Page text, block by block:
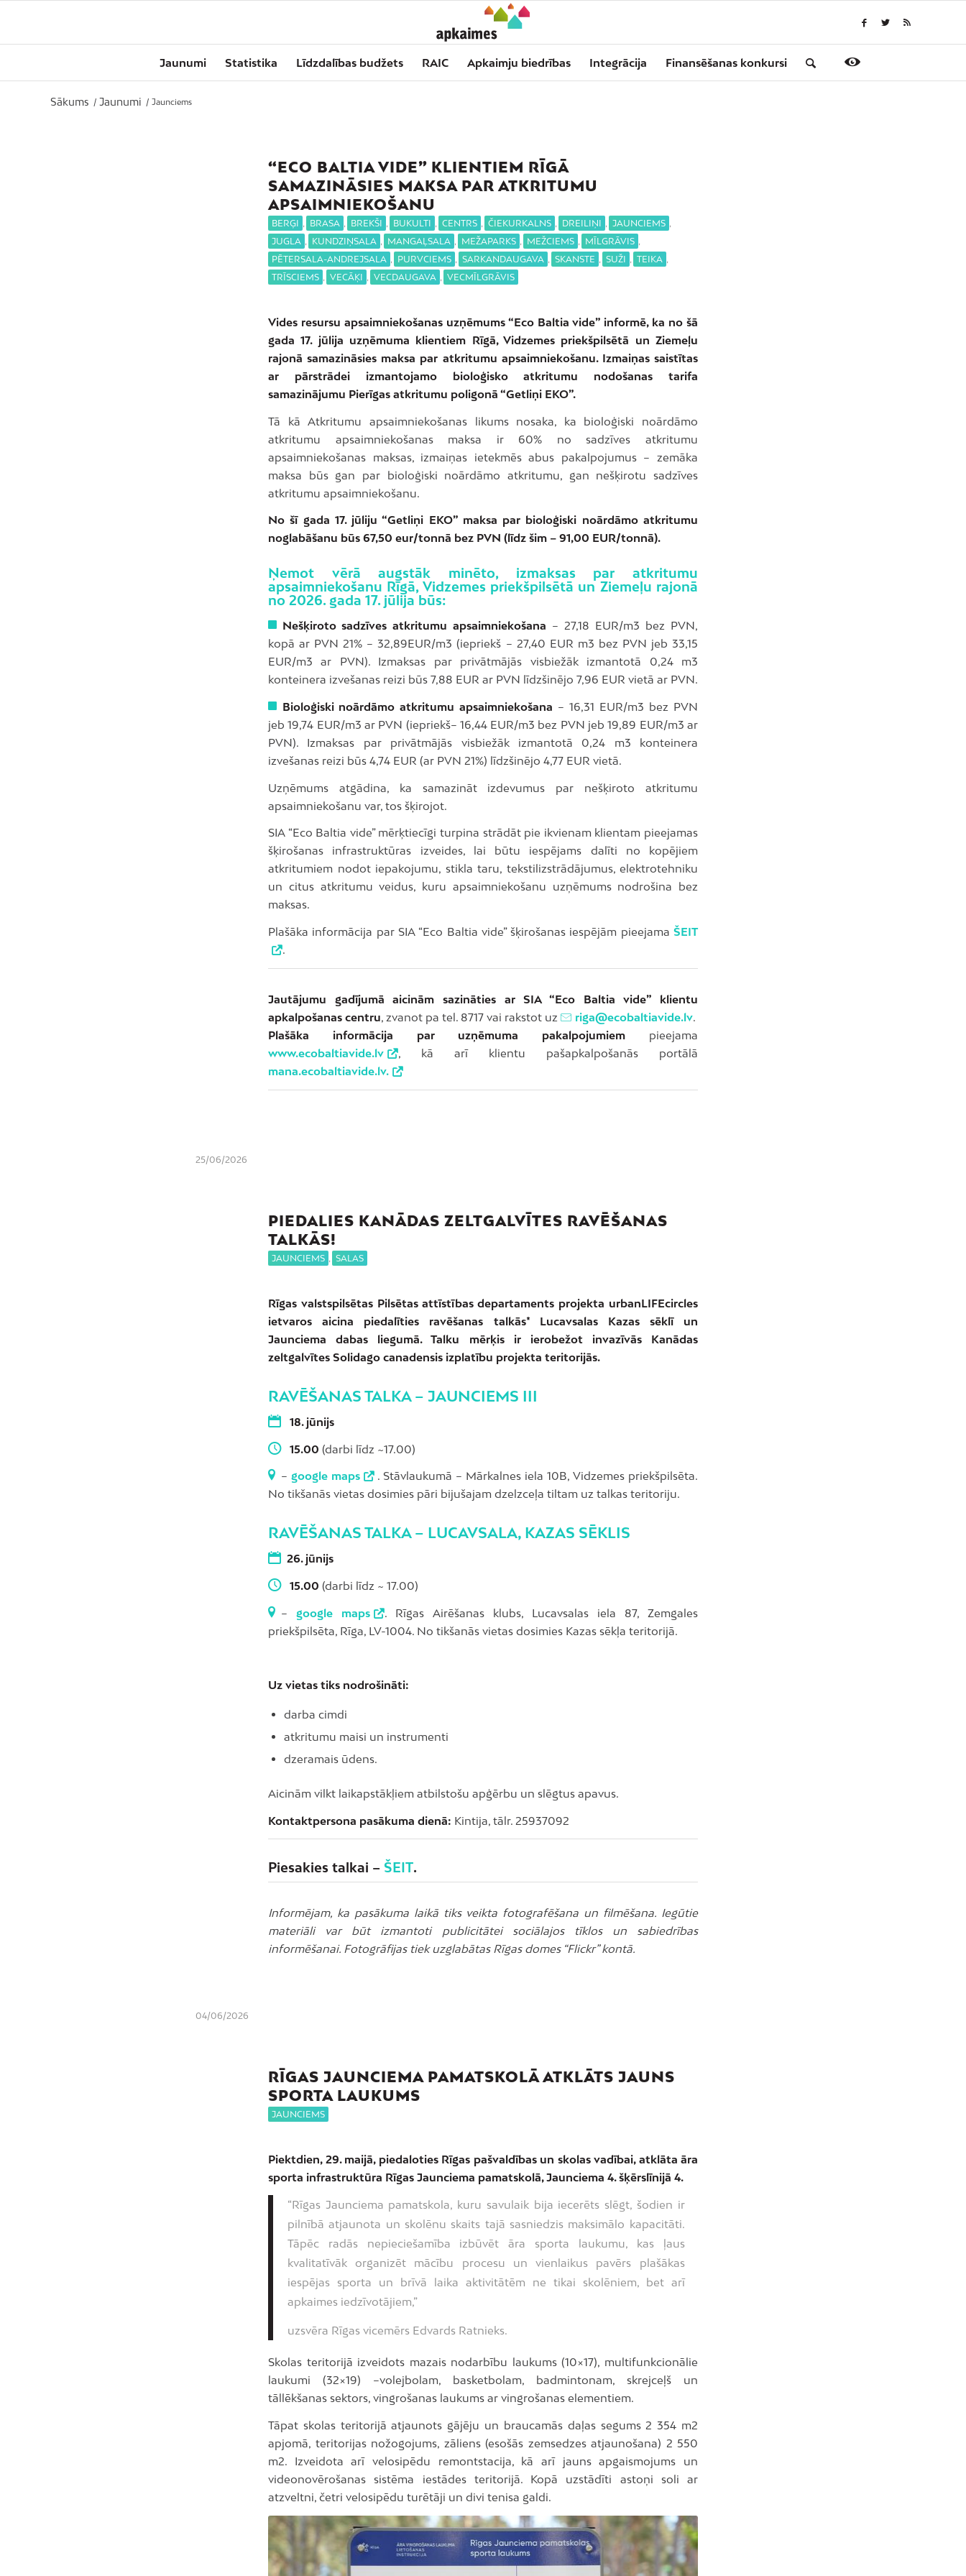
Jaunumi Statistika Līdzdalības budžets RAIC Apkaimju biedrības Integrācija Finansēšanas konkursi
Sākums / Jaunumi / Jaunciems
“ECO BALTIA VIDE” KLIENTIEM RĪGĀ
SAMAZINĀSIES MAKSA PAR ATKRITUMU
APSAIMNIEKOŠANU
BERĢI , BRASA , BREKŠI , BUKULTI , CENTRS , ČIEKURKALNS , DREILIŅI , JAUNCIEMS ,
JUGLA , KUNDZIŅSALA , MANGAĻSALA , MEŽAPARKS , MEŽCIEMS , MĪLGRĀVIS ,
PĒTERSALA-ANDREJSALA , PURVCIEMS , SARKANDAUGAVA , SKANSTE , SUŽI , TEIKA ,
TRĪSCIEMS , VECĀĶI , VECDAUGAVA , VECMĪLGRĀVIS
Vides resursu apsaimniekošanas uzņēmums “Eco Baltia vide” informē, ka no šā
gada 17. jūlija uzņēmuma klientiem Rīgā, Vidzemes priekšpilsētā un Ziemeļu
rajonā samazināsies maksa par atkritumu apsaimniekošanu. Izmaiņas saistītas
ar pārstrādei izmantojamo bioloģisko atkritumu nodošanas tarifa
samazinājumu Pierīgas atkritumu poligonā “Getliņi EKO”.
Tā kā Atkritumu apsaimniekošanas likums nosaka, ka bioloģiski noārdāmo
atkritumu apsaimniekošanas maksa ir 60% no sadzīves atkritumu
apsaimniekošanas maksas, izmaiņas ietekmēs abus pakalpojumus – zemāka
maksa būs gan par bioloģiski noārdāmo atkritumu, gan nešķirotu sadzīves
atkritumu apsaimniekošanu.
No šī gada 17. jūliju “Getliņi EKO” maksa par bioloģiski noārdāmo atkritumu
noglabāšanu būs 67,50 eur/tonnā bez PVN (līdz šim – 91,00 EUR/tonnā).
Ņemot vērā augstāk minēto, izmaksas par atkritumu
apsaimniekošanu Rīgā, Vidzemes priekšpilsētā un Ziemeļu rajonā
no 2026. gada 17. jūlija būs:
Nešķiroto sadzīves atkritumu apsaimniekošana – 27,18 EUR/m3 bez PVN,
kopā ar PVN 21% – 32,89EUR/m3 (iepriekš – 27,40 EUR m3 bez PVN jeb 33,15
EUR/m3 ar PVN). Izmaksas par privātmājās visbiežāk izmantotā 0,24 m3
konteinera izvešanas reizi būs 7,88 EUR ar PVN līdzšinējo 7,96 EUR vietā ar PVN.
Bioloģiski noārdāmo atkritumu apsaimniekošana – 16,31 EUR/m3 bez PVN
jeb 19,74 EUR/m3 ar PVN (iepriekš– 16,44 EUR/m3 bez PVN jeb 19,89 EUR/m3 ar
PVN). Izmaksas par privātmājās visbiežāk izmantotā 0,24 m3 konteinera
izvešanas reizi būs 4,74 EUR (ar PVN 21%) līdzšinējo 4,77 EUR vietā.
Uzņēmums atgādina, ka samazināt izdevumus par nešķiroto atkritumu
apsaimniekošanu var, tos šķirojot.
SIA “Eco Baltia vide” mērķtiecīgi turpina strādāt pie ikvienam klientam pieejamas
šķirošanas infrastruktūras izveides, lai būtu iespējams dalīti no kopējiem
atkritumiem nodot iepakojumu, stikla taru, tekstilizstrādājumus, elektrotehniku
un citus atkritumu veidus, kuru apsaimniekošanu uzņēmums nodrošina bez
maksas.
Plašāka informācija par SIA “Eco Baltia vide” šķirošanas iespējām pieejama ŠEIT
.
Jautājumu gadījumā aicinām sazināties ar SIA “Eco Baltia vide” klientu
apkalpošanas centru, zvanot pa tel. 8717 vai rakstot uz riga@ecobaltiavide.lv.
Plašāka informācija par uzņēmuma pakalpojumiem pieejama
www.ecobaltiavide.lv
, kā arī klientu pašapkalpošanās portālā
mana.ecobaltiavide.lv.
25/06/2026
PIEDALIES KANĀDAS ZELTGALVĪTES RAVĒŠANAS
TALKĀS!
JAUNCIEMS , SALAS
Rīgas valstspilsētas Pilsētas attīstības departaments projekta urbanLIFEcircles
ietvaros aicina piedalīties ravēšanas talkās* Lucavsalas Kazas sēklī un
Jaunciema dabas liegumā. Talku mērķis ir ierobežot invazīvās Kanādas
zeltgalvītes Solidago canadensis izplatību projekta teritorijās.
RAVĒŠANAS TALKA – JAUNCIEMS III
18. jūnijs
15.00 (darbi līdz ~17.00)
– google maps
. Stāvlaukumā – Mārkalnes iela 10B, Vidzemes priekšpilsēta.
No tikšanās vietas dosimies pāri bijušajam dzelzceļa tiltam uz talkas teritoriju.
RAVĒŠANAS TALKA – LUCAVSALA, KAZAS SĒKLIS
26. jūnijs
15.00 (darbi līdz ~ 17.00)
– google maps
. Rīgas Airēšanas klubs, Lucavsalas iela 87, Zemgales
priekšpilsēta, Rīga, LV-1004. No tikšanās vietas dosimies Kazas sēkļa teritorijā.
Uz vietas tiks nodrošināti:
darba cimdi
atkritumu maisi un instrumenti
dzeramais ūdens.
Aicinām vilkt laikapstākļiem atbilstošu apģērbu un slēgtus apavus.
Kontaktpersona pasākuma dienā: Kintija, tālr. 25937092
Piesakies talkai – ŠEIT.
Informējam, ka pasākuma laikā tiks veikta fotografēšana un filmēšana. Iegūtie
materiāli var būt izmantoti publicitātei sociālajos tīklos un sabiedrības
informēšanai. Fotogrāfijas tiek uzglabātas Rīgas domes “Flickr” kontā.
04/06/2026
RĪGAS JAUNCIEMA PAMATSKOLĀ ATKLĀTS JAUNS
SPORTA LAUKUMS
JAUNCIEMS
Piektdien, 29. maijā, piedaloties Rīgas pašvaldības un skolas vadībai, atklāta āra
sporta infrastruktūra Rīgas Jaunciema pamatskolā, Jaunciema 4. šķērslīnijā 4.
“Rīgas Jaunciema pamatskola, kuru savulaik bija iecerēts slēgt, šodien ir
pilnībā atjaunota un skolēnu skaits tajā sasniedzis maksimālo kapacitāti.
Tāpēc radās nepieciešamība izbūvēt āra sporta laukumu, kas ļaus
kvalitatīvāk organizēt mācību procesu un vienlaikus pavērs plašākas
iespējas sporta un brīvā laika aktivitātēm ne tikai skolēniem, bet arī
apkaimes iedzīvotājiem,”
uzsvēra Rīgas vicemērs Edvards Ratnieks.
Skolas teritorijā izveidots mazais nodarbību laukums (10×17), multifunkcionālie
laukumi (32×19) –volejbolam, basketbolam, badmintonam, skrejceļš un
tāllēkšanas sektors, vingrošanas laukums ar vingrošanas elementiem.
Tāpat skolas teritorijā atjaunots gājēju un braucamās daļas segums 2 354 m2
apjomā, teritorijas nožogojums, zāliens (esošās zemsedzes atjaunošana) 2 550
m2. Izveidota arī velosipēdu remontstacija, kā arī jauns apgaismojums un
videonovērošanas sistēma iestādes teritorijā. Kopā uzstādīti astoņi soli ar
atzveltni, četri velosipēdu turētāji un divi tenisa galdi.